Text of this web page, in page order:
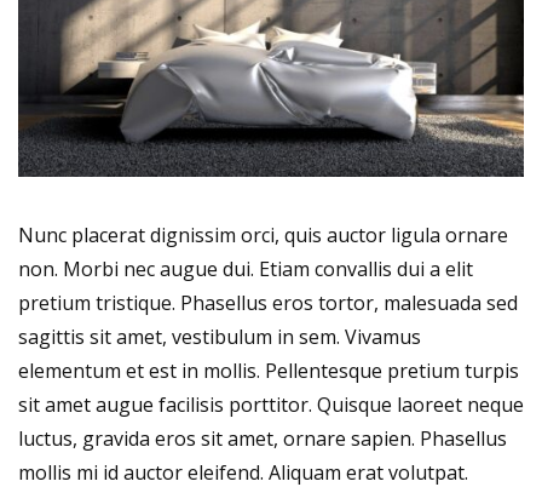
Nunc placerat dignissim orci, quis auctor ligula ornare
non. Morbi nec augue dui. Etiam convallis dui a elit
pretium tristique. Phasellus eros tortor, malesuada sed
sagittis sit amet, vestibulum in sem. Vivamus
elementum et est in mollis. Pellentesque pretium turpis
sit amet augue facilisis porttitor. Quisque laoreet neque
luctus, gravida eros sit amet, ornare sapien. Phasellus
mollis mi id auctor eleifend. Aliquam erat volutpat.